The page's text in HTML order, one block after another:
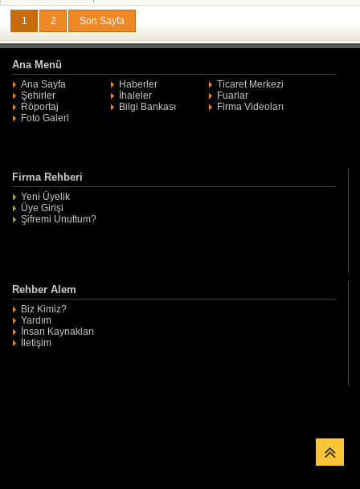
1 2 Son Sayfa
Ana Menü
Ana Sayfa Haberler
Ticaret Merkezi
Şehirler
İhaleler
Fuarlar
Röportaj
Bilgi Bankası
Firma Videoları
Foto Galeri
Firma Rehberi
Yeni Üyelik
Üye Girişi
Şifremi Unuttum?
Rehber Alem
Biz Kimiz?
Yardım
İnsan Kaynakları
İletişim